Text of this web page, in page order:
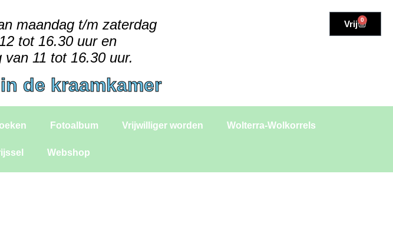
maandag t/m zaterdag
tot 16.30 uur en
van 11 tot 16.30 uur.
de kraamkamer
Vrij 0
Fotoalbum Vrijwilliger worden Wolterra-Wolkorrels
Webshop